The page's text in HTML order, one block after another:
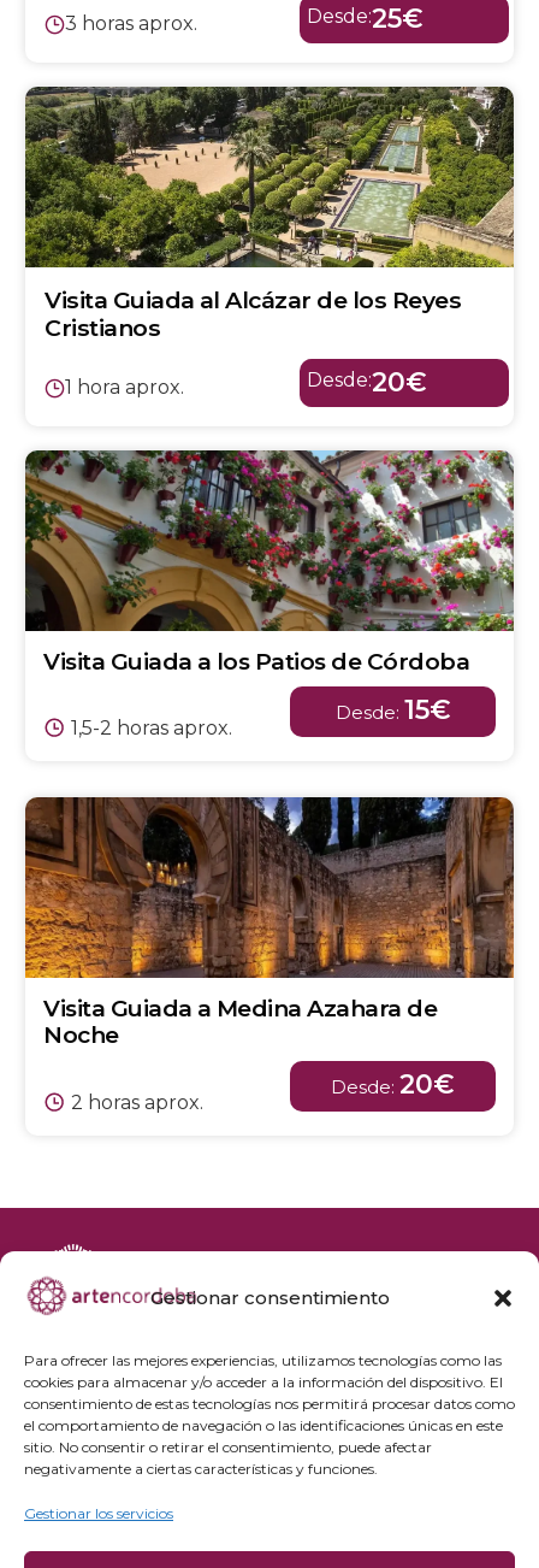
Gestionar consentimiento
Para ofrecer las mejores experiencias, utilizamos tecnologías como las
cookies para almacenar y/o acceder a la información del dispositivo. El
consentimiento de estas tecnologías nos permitirá procesar datos como
el comportamiento de navegación o las identificaciones únicas en este
sitio. No consentir o retirar el consentimiento, puede afectar
negativamente a ciertas características y funciones.
Gestionar los servicios
3 horas aprox. Desde:25€
Visita Guiada al Alcázar de los Reyes
Cristianos
1 hora aprox. Desde:20€
Visita Guiada a los Patios de Córdoba
1,5-2 horas aprox.
Desde: 15€
Visita Guiada a Medina Azahara de
Noche
2 horas aprox.
Desde: 20€
Agenda cultural
Preguntas frecuentes
Grupos privados
Política de privacidad